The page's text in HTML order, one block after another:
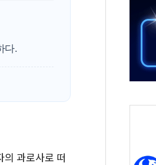
드론으로 우크라 민간인 '사파리' 공격…
지수 하락 속 'DGC' 임시 주총 기대감에
이먼 "금융시장 레버리지 위험수위…숨
공장서 화재 1명 중상…대응 1단계 진압 중
다.
과로사로 떠